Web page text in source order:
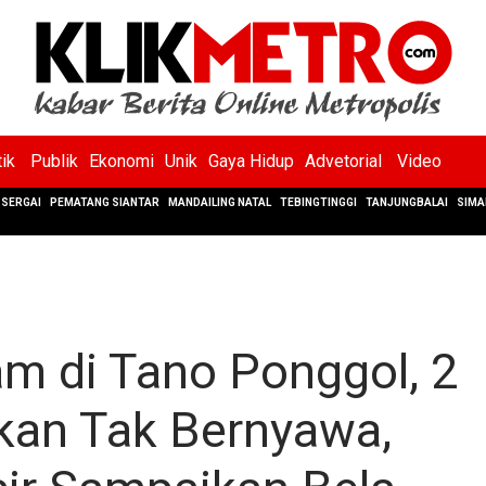
Publik Ekonomi Unik Gaya Hidup Advetorial Video
SERGAI PEMATANG SIANTAR MANDAILING NATAL TEBINGTINGGI TANJUNGBALAI
di Tano Ponggol, 2
Tak Bernyawa,